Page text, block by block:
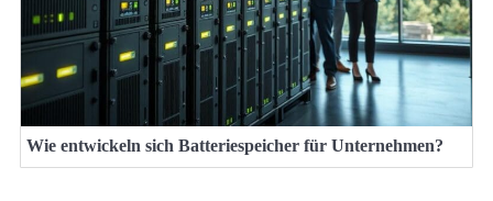
Wie entwickeln sich Batteriespeicher für Unternehmen?